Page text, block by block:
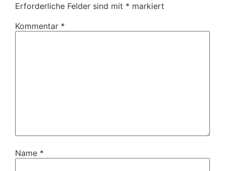
Erforderliche Felder sind mit * markiert
Kommentar *
Name *